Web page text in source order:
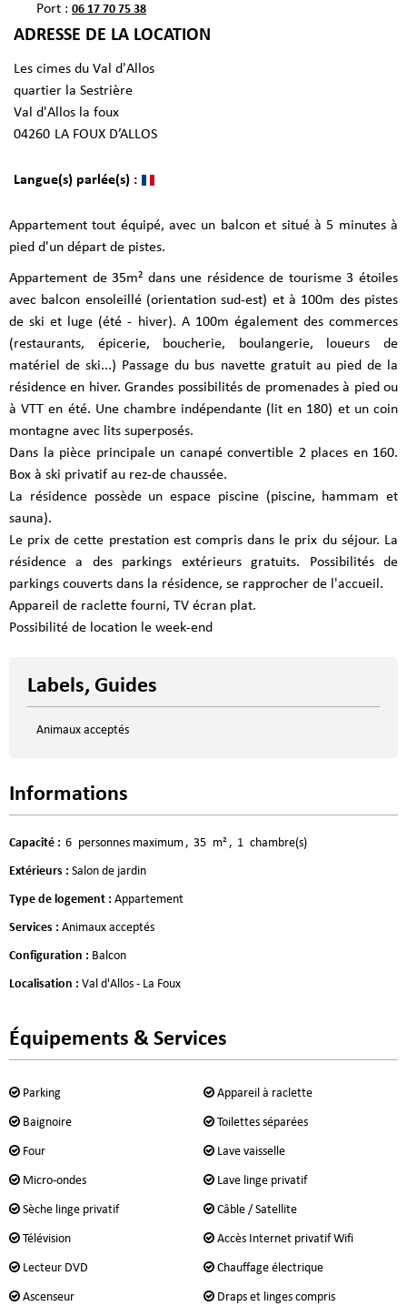
Port : 06 17 70 75 38
ADRESSE DE LA LOCATION
Les cimes du Val d'Allos
quartier la Sestrière
Val d'Allos la foux
04260 LA FOUX D’ALLOS
Langue(s) parlée(s) :
Appartement tout équipé, avec un balcon et situé à 5 minutes à
pied d'un départ de pistes.
Appartement de 35m² dans une résidence de tourisme 3 étoiles
avec balcon ensoleillé (orientation sud-est) et à 100m des pistes
de ski et luge (été - hiver). A 100m également des commerces
(restaurants, épicerie, boucherie, boulangerie, loueurs de
matériel de ski...) Passage du bus navette gratuit au pied de la
résidence en hiver. Grandes possibilités de promenades à pied ou
à VTT en été. Une chambre indépendante (lit en 180) et un coin
montagne avec lits superposés.
Dans la pièce principale un canapé convertible 2 places en 160.
Box à ski privatif au rez-de chaussée.
La résidence possède un espace piscine (piscine, hammam et
sauna).
Le prix de cette prestation est compris dans le prix du séjour. La
résidence a des parkings extérieurs gratuits. Possibilités de
parkings couverts dans la résidence, se rapprocher de l'accueil.
Appareil de raclette fourni, TV écran plat.
Possibilité de location le week-end
Labels, Guides
Animaux acceptés
Informations
Capacité : 6 personnes maximum 35 m² 1 chambre(s)
Extérieurs : Salon de jardin
Type de logement : Appartement
Services : Animaux acceptés
Configuration : Balcon
Localisation : Val d'Allos - La Foux
Équipements & Services
Parking Appareil à raclette
Baignoire Toilettes séparées
Four Lave vaisselle
Micro-ondes Lave linge privatif
Sèche linge privatif Câble / Satellite
Télévision Accès Internet privatif Wifi
Lecteur DVD Chauffage électrique
Ascenseur Draps et linges compris